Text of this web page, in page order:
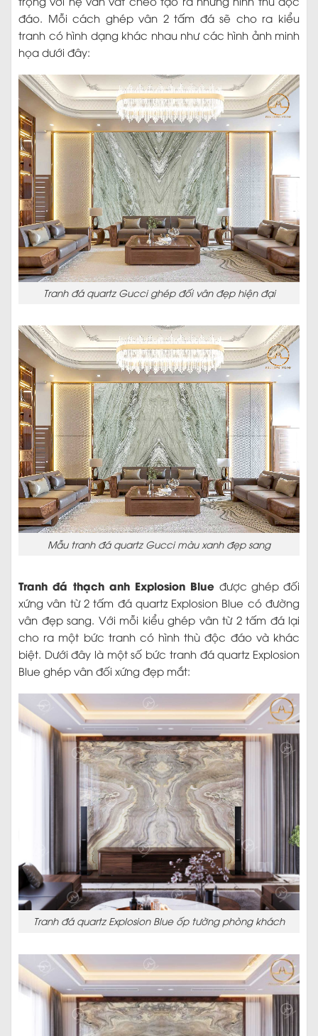
đáo. Mỗi cách ghép vân 2 tấm đá sẽ cho ra kiểu
tranh có hình dạng khác nhau như các hình ảnh minh
họa dưới đây:
Tranh đá quartz Gucci ghép đối vân đẹp hiện đại
Mẫu tranh đá quartz Gucci màu xanh đẹp sang
Tranh đá thạch anh Explosion Blue được ghép đối
xứng vân từ 2 tấm đá quartz Explosion Blue có đường
vân đẹp sang. Với mỗi kiểu ghép vân từ 2 tấm đá lại
cho ra một bức tranh có hình thù độc đáo và khác
biệt. Dưới đây là một số bức tranh đá quartz Explosion
Blue ghép vân đối xứng đẹp mắt:
Tranh đá quartz Explosion Blue ốp tường phòng khách